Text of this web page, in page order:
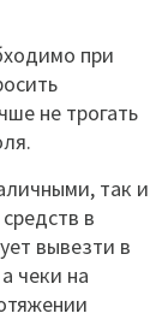
при
не трогать
так и
в
вывезти в
чеки на